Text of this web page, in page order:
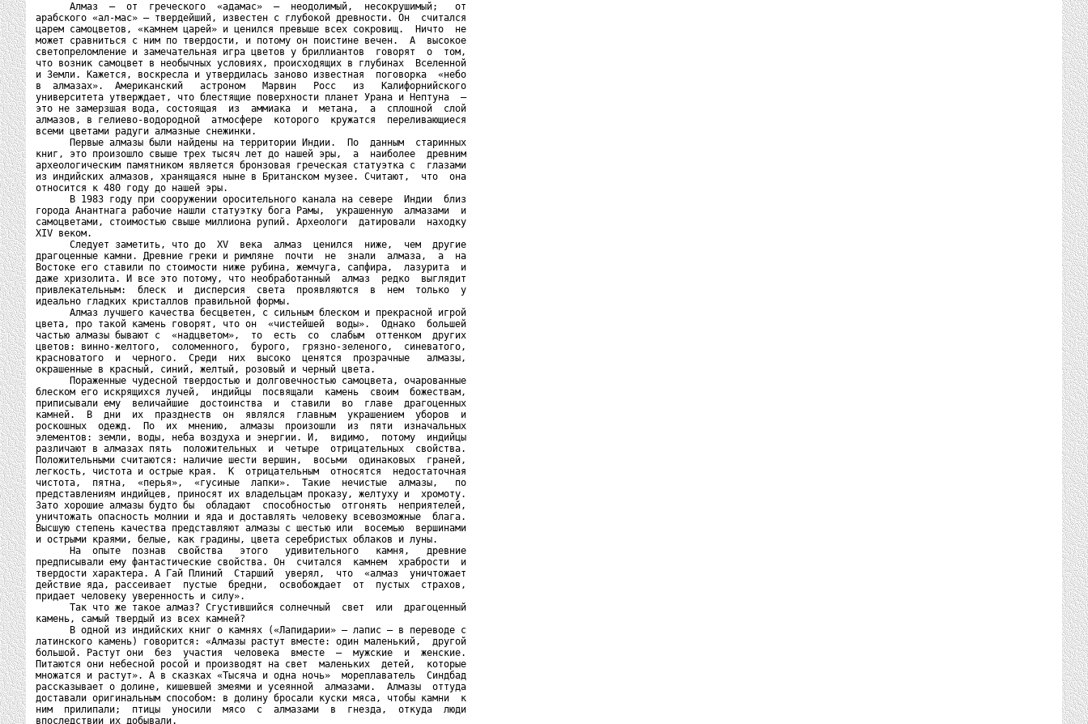
      Алмаз  —  от  греческого  «адамас»  —  неодолимый,  несокрушимый;   от
арабского «ал-мас» — твердейший, известен с глубокой древности. Он  считался
царем самоцветов, «камнем царей» и ценился превыше всех сокровищ.  Ничто  не
может сравниться с ним по твердости, и потому он поистине вечен.  А  высокое
светопреломление и замечательная игра цветов у бриллиантов  говорят  о  том,
что возник самоцвет в необычных условиях, происходящих в глубинах  Вселенной
и Земли. Кажется, воскресла и утвердилась заново известная  поговорка  «небо
в  алмазах».  Американский   астроном   Марвин   Росс   из   Калифорнийского
университета утверждает, что блестящие поверхности планет Урана и Нептуна  —
это не замерзшая вода, состоящая  из  аммиака  и  метана,  а  сплошной  слой
алмазов, в гелиево-водородной  атмосфере  которого  кружатся  переливающиеся
всеми цветами радуги алмазные снежинки.
      Первые алмазы были найдены на территории Индии.  По  данным  старинных
книг, это произошло свыше трех тысяч лет до нашей эры,  а  наиболее  древним
археологическим памятником является бронзовая греческая статуэтка с  глазами
из индийских алмазов, хранящаяся ныне в Британском музее. Считают,  что  она
относится к 480 году до нашей эры.
      В 1983 году при сооружении оросительного канала на севере  Индии  близ
города Анантнага рабочие нашли статуэтку бога Рамы,  украшенную  алмазами  и
самоцветами, стоимостью свыше миллиона рупий. Археологи  датировали  находку
XIV веком.
      Следует заметить, что до  XV  века  алмаз  ценился  ниже,  чем  другие
драгоценные камни. Древние греки и римляне  почти  не  знали  алмаза,  а  на
Востоке его ставили по стоимости ниже рубина, жемчуга, сапфира,  лазурита  и
даже хризолита. И все это потому, что необработанный  алмаз  редко  выглядит
привлекательным:  блеск  и  дисперсия  света  проявляются  в  нем  только  у
идеально гладких кристаллов правильной формы.
      Алмаз лучшего качества бесцветен, с сильным блеском и прекрасной игрой
цвета, про такой камень говорят, что он  «чистейшей  воды».  Однако  большей
частью алмазы бывают с  «надцветом»,  то  есть  со  слабым  оттенком  других
цветов: винно-желтого,  соломенного,  бурого,  грязно-зеленого,  синеватого,
красноватого  и  черного.  Среди  них  высоко  ценятся  прозрачные   алмазы,
окрашенные в красный, синий, желтый, розовый и черный цвета.
      Пораженные чудесной твердостью и долговечностью самоцвета, очарованные
блеском его искрящихся лучей,  индийцы  посвящали  камень  своим  божествам,
приписывали ему  величайшие  достоинства  и  ставили  во  главе  драгоценных
камней.  В  дни  их  празднеств  он  являлся  главным  украшением  уборов  и
роскошных  одежд.  По  их  мнению,  алмазы  произошли  из  пяти  изначальных
элементов: земли, воды, неба воздуха и энергии. И,  видимо,  потому  индийцы
различают в алмазах пять  положительных  и  четыре  отрицательных  свойства.
Положительными считаются: наличие шести вершин,  восьми  одинаковых  граней,
легкость, чистота и острые края.  К  отрицательным  относятся  недостаточная
чистота,  пятна,  «перья»,  «гусиные  лапки».  Такие  нечистые  алмазы,   по
представлениям индийцев, приносят их владельцам проказу, желтуху и  хромоту.
Зато хорошие алмазы будто бы  обладают  способностью  отгонять  неприятелей,
уничтожать опасность молнии и яда и доставлять человеку всевозможные  блага.
Высшую степень качества представляют алмазы с шестью или  восемью  вершинами
и острыми краями, белые, как градины, цвета серебристых облаков и луны.
      На  опыте  познав  свойства   этого   удивительного   камня,   древние
предписывали ему фантастические свойства. Он  считался  камнем  храбрости  и
твердости характера. А Гай Плиний  Старший  уверял,  что  «алмаз  уничтожает
действие яда, рассеивает  пустые  бредни,  освобождает  от  пустых  страхов,
придает человеку уверенность и силу».
      Так что же такое алмаз? Сгустившийся солнечный  свет  или  драгоценный
камень, самый твердый из всех камней?
      В одной из индийских книг о камнях («Лапидарии» — лапис — в переводе с
латинского камень) говорится: «Алмазы растут вместе: один маленький,  другой
большой. Растут они  без  участия  человека  вместе  —  мужские  и  женские.
Питаются они небесной росой и производят на свет  маленьких  детей,  которые
множатся и растут». А в сказках «Тысяча и одна ночь»  мореплаватель  Синдбад
рассказывает о долине, кишевшей змеями и усеянной  алмазами.  Алмазы  оттуда
доставали оригинальным способом: в долину бросали куски мяса, чтобы камни  к
ним  прилипали;  птицы  уносили  мясо  с  алмазами  в  гнезда,  откуда  люди
впоследствии их добывали.